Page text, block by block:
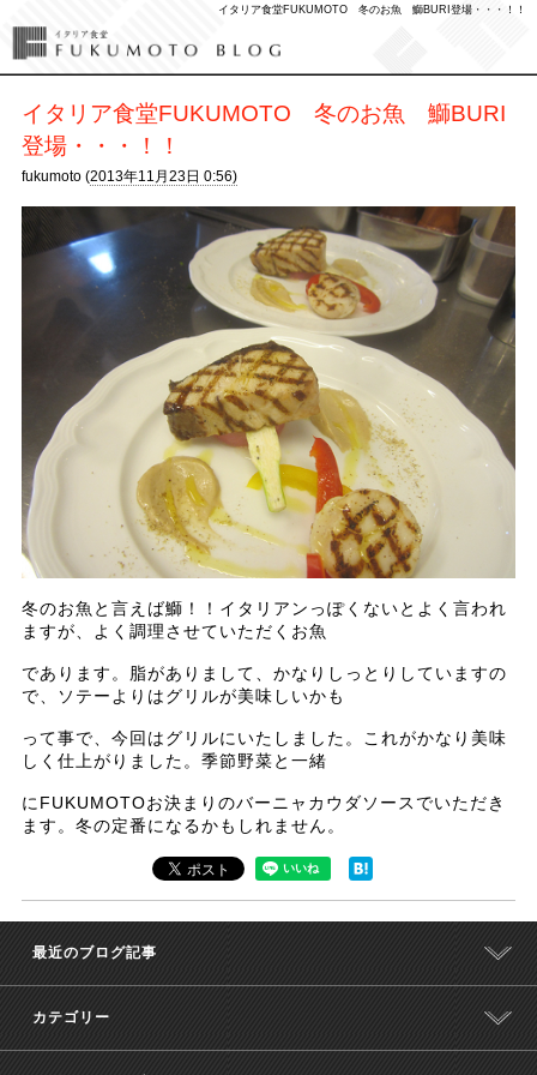
イタリア食堂FUKUMOTO 冬のお魚 鰤BURI登場・・・！！
イタリア食堂FUKUMOTO 冬のお魚 鰤BURI
登場・・・！！
fukumoto (2013年11月23日 0:56)
冬のお魚と言えば鰤！！イタリアンっぽくないとよく言われ
ますが、よく調理させていただくお魚
であります。脂がありまして、かなりしっとりしていますの
で、ソテーよりはグリルが美味しいかも
って事で、今回はグリルにいたしました。これがかなり美味
しく仕上がりました。季節野菜と一緒
にFUKUMOTOお決まりのバーニャカウダソースでいただき
ます。冬の定番になるかもしれません。
最近のブログ記事
カテゴリー